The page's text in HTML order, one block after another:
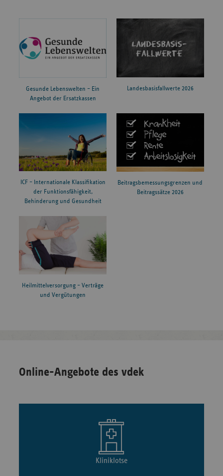
Gesunde Lebenswelten – Ein
Angebot der Ersatzkassen
Landesbasisfallwerte 2026
ICF – Internationale Klassifikation
der Funktionsfähigkeit,
Behinderung und Gesundheit
Beitragsbemessungsgrenzen und
Beitragssätze 2026
Heilmittelversorgung – Verträge
und Vergütungen
Online-Angebote des vdek
Kliniklotse